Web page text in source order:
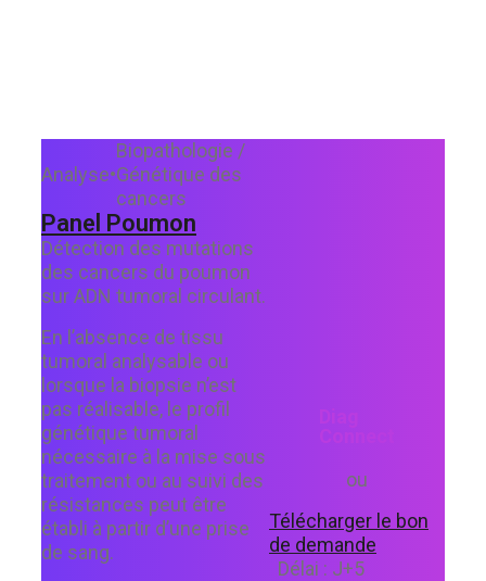
Analyse•
Biopathologie /
Génétique des
cancers
Panel Poumon
Détection des mutations
des cancers du poumon
sur ADN tumoral circulant.
En l’absence de tissu
tumoral analysable ou
lorsque la biopsie n’est
pas réalisable, le profil
génétique tumoral
nécessaire à la mise sous
traitement ou au suivi des
résistances peut être
établi à partir d’une prise
de sang.
ou
Télécharger le bon
de demande
Délai : J+5